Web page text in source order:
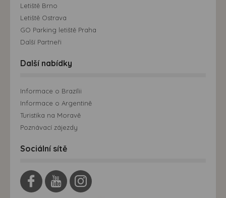
Letiště Brno
Letiště Ostrava
GO Parking letiště Praha
Další Partneři
Další nabídky
Informace o Brazílii
Informace o Argentině
Turistika na Moravě
Poznávací zájezdy
Sociální sítě